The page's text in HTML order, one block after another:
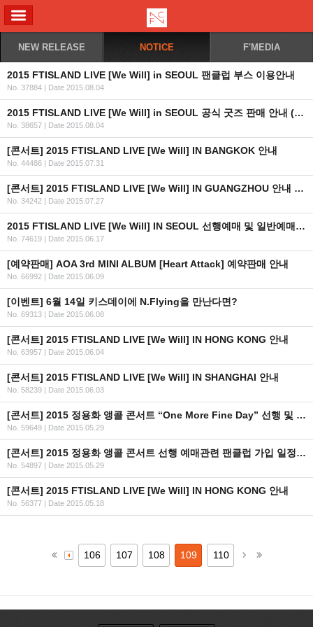
NEW RELEASE NOTICE F'MEDIA
2015 FTISLAND LIVE [We Will] in SEOUL 팬클럽 부스 이용안내
No. 37884 | Date 2015.08.04
2015 FTISLAND LIVE [We Will] in SEOUL 공식 굿즈 판매 안내 (KR/EN/JP)
No. 38657 | Date 2015.08.04
[콘서트] 2015 FTISLAND LIVE [We Will] IN BANGKOK 안내
No. 44486 | Date 2015.07.31
[콘서트] 2015 FTISLAND LIVE [We Will] IN GUANGZHOU 안내 (+티켓 오픈일자 추가)
No. 34242 | Date 2015.07.27
2015 FTISLAND LIVE [We Will] IN SEOUL 선행예매 및 일반예매 안내 (인증URL+좌석배치도추가)
No. 74619 | Date 2015.06.17
[예약판매] AOA 3rd MINI ALBUM [Heart Attack] 예약판매 안내
No. 66992 | Date 2015.06.09
[이벤트] 6월 14일 키스데이에 N.Flying을 만난다면?
No. 69313 | Date 2015.06.08
[콘서트] 2015 FTISLAND LIVE [We Will] IN HONG KONG 안내
No. 63957 | Date 2015.06.04
[콘서트] 2015 FTISLAND LIVE [We Will] IN SHANGHAI 안내
No. 58239 | Date 2015.06.03
[콘서트] 2015 정용화 앵콜 콘서트 “One More Fine Day” 선행 및 일반 예매 안내
No. 59649 | Date 2015.05.29
[콘서트] 2015 정용화 앵콜 콘서트 선행 예매관련 팬클럽 가입 일정 안내
No. 54897 | Date 2015.05.29
[콘서트] 2015 FTISLAND LIVE [We Will] IN HONG KONG 안내
No. 56377 | Date 2015.05.18
106 107 108 109 110